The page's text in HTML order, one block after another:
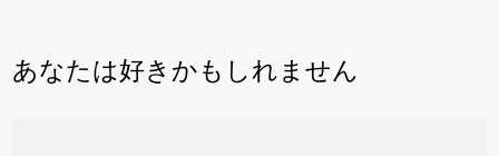
あなたは好きかもしれません